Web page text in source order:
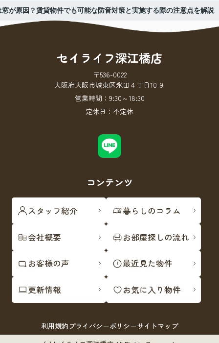
窓が原因？賃貸物件でも可能な防音対策と実施する際の注意点を解説
セイライフ深江橋店
〒536-0022
大阪府大阪市城東区永田４丁目10-9
営業時間： 9:30～18:30
定休日： 不定休
コンテンツ
スタッフ紹介 暮らしのコラム
会社概要 お部屋探しの流れ
お客様の声 最近見た物件
更新情報 お気に入り物件
利用規約プライバシーポリシーサイトマップ